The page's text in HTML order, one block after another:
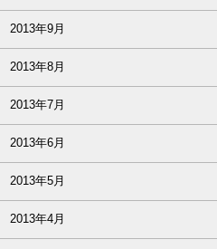
2013年9月
2013年8月
2013年7月
2013年6月
2013年5月
2013年4月